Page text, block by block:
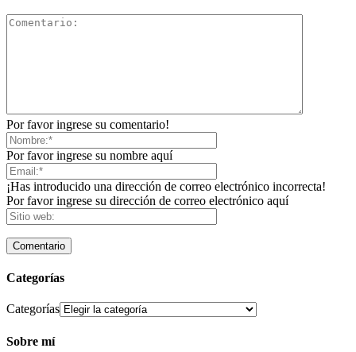
Por favor ingrese su comentario!
Por favor ingrese su nombre aquí
¡Has introducido una dirección de correo electrónico incorrecta!
Por favor ingrese su dirección de correo electrónico aquí
Categorías
Categorías
Sobre mí